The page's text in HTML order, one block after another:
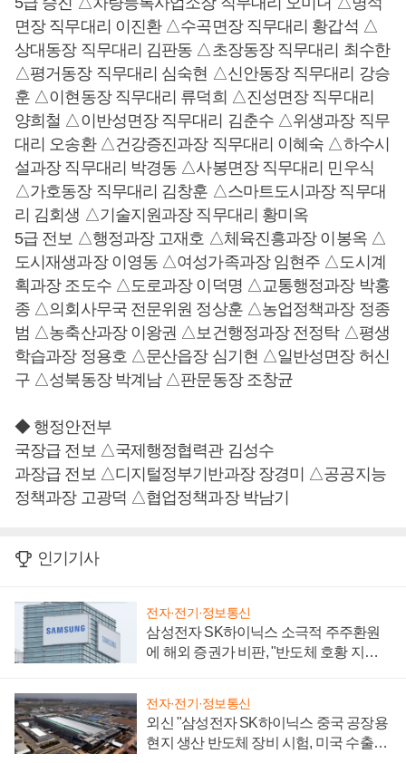
면장 직무대리 이진환 △수곡면장 직무대리 황갑석 △
상대동장 직무대리 김판동 △초장동장 직무대리 최수한
△평거동장 직무대리 심숙현 △신안동장 직무대리 강승
훈 △이현동장 직무대리 류덕희 △진성면장 직무대리
양희철 △이반성면장 직무대리 김춘수 △위생과장 직무
대리 오송환 △건강증진과장 직무대리 이혜숙 △하수시
설과장 직무대리 박경동 △사봉면장 직무대리 민우식
△가호동장 직무대리 김창훈 △스마트도시과장 직무대
리 김회생 △기술지원과장 직무대리 황미옥
5급 전보 △행정과장 고재호 △체육진흥과장 이봉옥 △
도시재생과장 이영동 △여성가족과장 임현주 △도시계
획과장 조도수 △도로과장 이덕명 △교통행정과장 박홍
종 △의회사무국 전문위원 정상훈 △농업정책과장 정종
범 △농축산과장 이왕권 △보건행정과장 전정탁 △평생
학습과장 정용호 △문산읍장 심기현 △일반성면장 허신
구 △성북동장 박계남 △판문동장 조창균
◆ 행정안전부
국장급 전보 △국제행정협력관 김성수
과장급 전보 △디지털정부기반과장 장경미 △공공지능
정책과장 고광덕 △협업정책과장 박남기
인기기사
전자·전기·정보통신
삼성전자 SK하이닉스 소극적 주주환원
에 해외 증권가 비판, "반도체 호황 지속
전자·전기·정보통신
외신 "삼성전자 SK하이닉스 중국 공장용
현지 생산 반도체 장비 시험, 미국 수출통